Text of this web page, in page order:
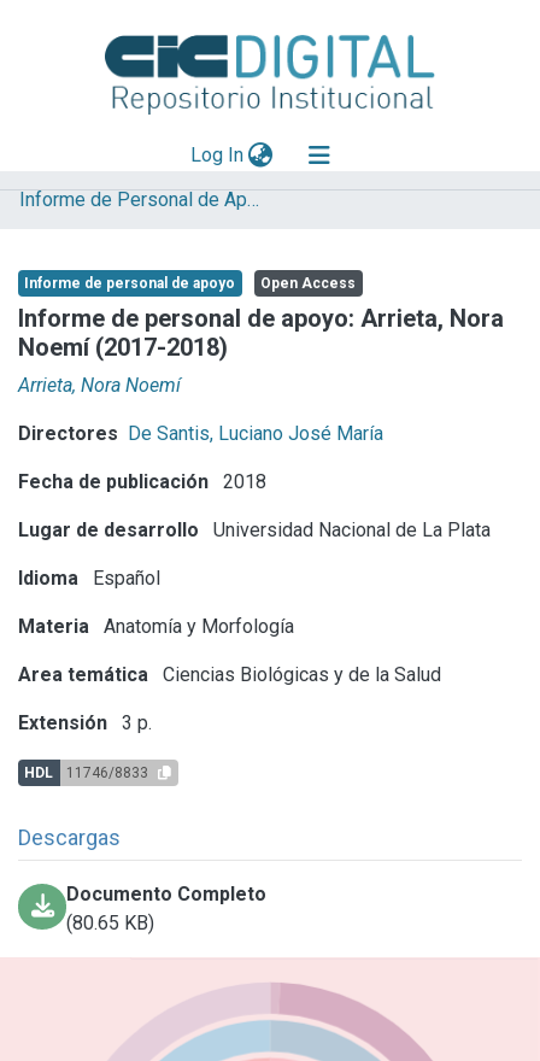
Log In(current)
Explorar
Aportar material
Statistics
Informe de Personal de Apoyo
Informe de personal de apoyo Open Access
Informe de personal de apoyo: Arrieta, Nora
Noemí (2017-2018)
Arrieta, Nora Noemí
Directores De Santis, Luciano José María
Fecha de publicación 2018
Lugar de desarrollo Universidad Nacional de La Plata
Idioma Español
Materia Anatomía y Morfología
Area temática Ciencias Biológicas y de la Salud
Extensión 3 p.
HDL 11746/8833
Descargas
Documento Completo
(80.65 KB)